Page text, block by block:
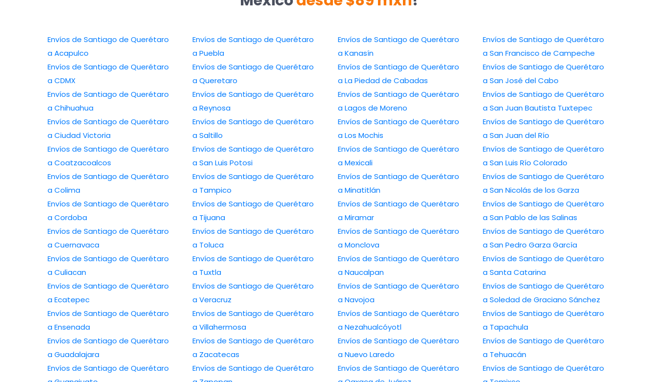
Envíos de Santiago de Querétaro
a Acapulco
Envíos de Santiago de Querétaro
a CDMX
Envíos de Santiago de Querétaro
a Chihuahua
Envíos de Santiago de Querétaro
a Ciudad Victoria
Envíos de Santiago de Querétaro
a Coatzacoalcos
Envíos de Santiago de Querétaro
a Colima
Envíos de Santiago de Querétaro
a Cordoba
Envíos de Santiago de Querétaro
a Cuernavaca
Envíos de Santiago de Querétaro
a Culiacan
Envíos de Santiago de Querétaro
a Ecatepec
Envíos de Santiago de Querétaro
a Ensenada
Envíos de Santiago de Querétaro
a Guadalajara
Envíos de Santiago de Querétaro
Envíos de Santiago de Querétaro
a Puebla
Envíos de Santiago de Querétaro
a Queretaro
Envíos de Santiago de Querétaro
a Reynosa
Envíos de Santiago de Querétaro
a Saltillo
Envíos de Santiago de Querétaro
a San Luis Potosi
Envíos de Santiago de Querétaro
a Tampico
Envíos de Santiago de Querétaro
a Tijuana
Envíos de Santiago de Querétaro
a Toluca
Envíos de Santiago de Querétaro
a Tuxtla
Envíos de Santiago de Querétaro
a Veracruz
Envíos de Santiago de Querétaro
a Villahermosa
Envíos de Santiago de Querétaro
a Zacatecas
Envíos de Santiago de Querétaro
Envíos de Santiago de Querétaro
a Kanasín
Envíos de Santiago de Querétaro
a La Piedad de Cabadas
Envíos de Santiago de Querétaro
a Lagos de Moreno
Envíos de Santiago de Querétaro
a Los Mochis
Envíos de Santiago de Querétaro
a Mexicali
Envíos de Santiago de Querétaro
a Minatitlán
Envíos de Santiago de Querétaro
a Miramar
Envíos de Santiago de Querétaro
a Monclova
Envíos de Santiago de Querétaro
a Naucalpan
Envíos de Santiago de Querétaro
a Navojoa
Envíos de Santiago de Querétaro
a Nezahualcóyotl
Envíos de Santiago de Querétaro
a Nuevo Laredo
Envíos de Santiago de Querétaro
Envíos de Santiago de Querétaro
a San Francisco de Campeche
Envíos de Santiago de Querétaro
a San José del Cabo
Envíos de Santiago de Querétaro
a San Juan Bautista Tuxtepec
Envíos de Santiago de Querétaro
a San Juan del Río
Envíos de Santiago de Querétaro
a San Luis Río Colorado
Envíos de Santiago de Querétaro
a San Nicolás de los Garza
Envíos de Santiago de Querétaro
a San Pablo de las Salinas
Envíos de Santiago de Querétaro
a San Pedro Garza García
Envíos de Santiago de Querétaro
a Santa Catarina
Envíos de Santiago de Querétaro
a Soledad de Graciano Sánchez
Envíos de Santiago de Querétaro
a Tapachula
Envíos de Santiago de Querétaro
a Tehuacán
Envíos de Santiago de Querétaro